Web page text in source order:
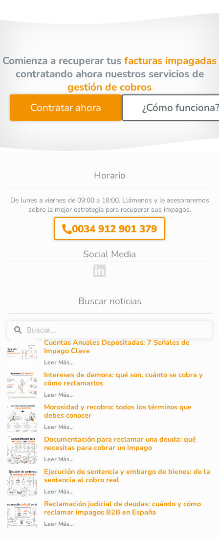
Comienza a recuperar tus facturas impagadas
contratando ahora nuestros servicios de
gestión de cobros
Contratar ahora
¿Cómo funciona?
Horario
De lunes a viernes de 09:00 a 18:00. Llámenos y le asesoraremos
sobre la mejor estrategia para recuperar sus impagos.
0034 912 901 379
Social Media
Buscar noticias
Cuentas Anuales Depositadas: 7 Señales de
Impago Clave
Leer Más...
Intereses de demora: qué son, cuánto se cobra y
cómo reclamarlos
Leer Más...
Morosidad y recobro: todos los términos que
debes conocer
Leer Más...
Documentación para reclamar una deuda: qué
necesitas para cobrar un impago
Leer Más...
Ejecución de sentencia y embargo de bienes: de la
sentencia al cobro real
Leer Más...
Reclamación judicial de deudas: cuándo y cómo
reclamar impagos B2B en España
Leer Más...